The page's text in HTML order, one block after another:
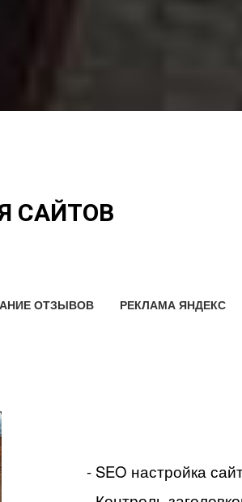
САЙТОВ
ОТЗЫВОВ РЕКЛАМА ЯНДЕКС
- SEO настройка